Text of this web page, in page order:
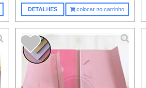
DETALHES colocar no carrinho